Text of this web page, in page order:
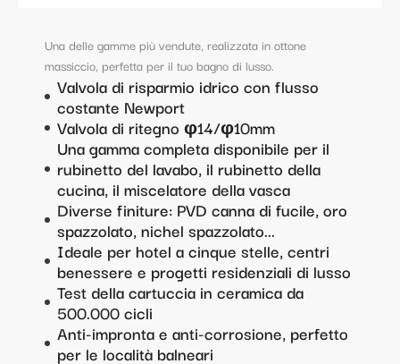
Una delle gamme più vendute, realizzata in ottone
massiccio, perfetta per il tuo bagno di lusso.
Valvola di risparmio idrico con flusso
costante Newport
Valvola di ritegno φ14/φ10mm
Una gamma completa disponibile per il
rubinetto del lavabo, il rubinetto della
cucina, il miscelatore della vasca
Diverse finiture: PVD canna di fucile, oro
spazzolato, nichel spazzolato...
Ideale per hotel a cinque stelle, centri
benessere e progetti residenziali di lusso
Test della cartuccia in ceramica da
500.000 cicli
Anti-impronta e anti-corrosione, perfetto
per le località balneari